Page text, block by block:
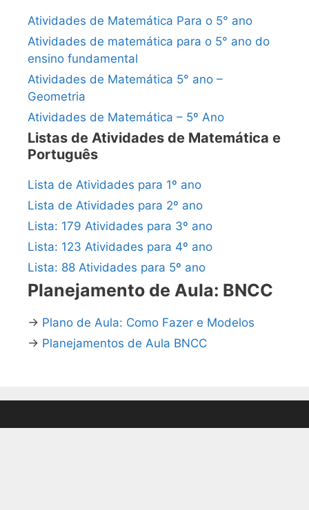
Atividades de Matemática Para o 5° ano
Atividades de matemática para o 5° ano do
ensino fundamental
Atividades de Matemática 5° ano –
Geometria
Atividades de Matemática – 5º Ano
Listas de Atividades de Matemática e
Português
Lista de Atividades para 1º ano
Lista de Atividades para 2º ano
Lista: 179 Atividades para 3º ano
Lista: 123 Atividades para 4º ano
Lista: 88 Atividades para 5º ano
Planejamento de Aula: BNCC
→ Plano de Aula: Como Fazer e Modelos
→ Planejamentos de Aula BNCC